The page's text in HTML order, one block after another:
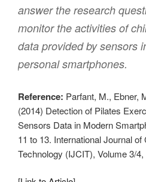
answer the research
monitor the activities of
data provided by sensors
personal smartphones.
Reference: Parfant, M., Ebner,
(2014) Detection of Pilates
Sensors Data in Modern
11 to 13. International Journal
Technology (IJCIT), Volume 3/